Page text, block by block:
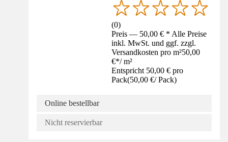
(0)
Preis — 50,00 € * Alle Preise
inkl. MwSt. und ggf. zzgl.
Versandkosten pro m²50,00
€*/ m²
Entspricht 50,00 € pro
Pack(50,00 €/ Pack)
Online bestellbar
Nicht reservierbar